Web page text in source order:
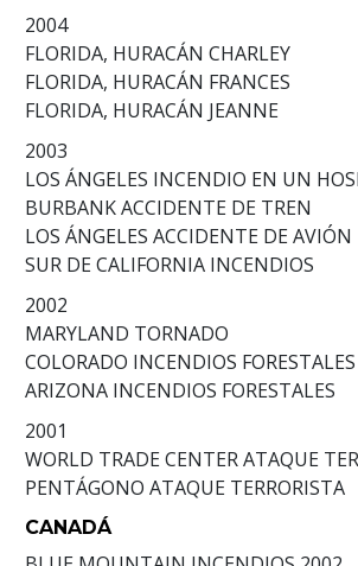
2004
FLORIDA, HURACÁN CHARLEY
FLORIDA, HURACÁN FRANCES
FLORIDA, HURACÁN JEANNE
2003
LOS ÁNGELES INCENDIO EN UN
BURBANK ACCIDENTE DE TREN
LOS ÁNGELES ACCIDENTE DE AVIÓN
SUR DE CALIFORNIA INCENDIOS
2002
MARYLAND TORNADO
COLORADO INCENDIOS FORESTALES
ARIZONA INCENDIOS FORESTALES
2001
WORLD TRADE CENTER ATAQUE
PENTÁGONO ATAQUE TERRORISTA
CANADÁ